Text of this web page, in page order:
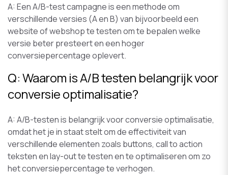
A: Een A/B-test campagne is een methode om
verschillende versies (A en B) van bijvoorbeeld een
website of webshop te testen om te bepalen welke
versie beter presteert en een hoger
conversiepercentage oplevert.
Q: Waarom is A/B testen belangrijk voor
conversie optimalisatie?
A: A/B-testen is belangrijk voor conversie optimalisatie,
omdat het je in staat stelt om de effectiviteit van
verschillende elementen zoals buttons, call to action
teksten en lay-out te testen en te optimaliseren om zo
het conversiepercentage te verhogen.